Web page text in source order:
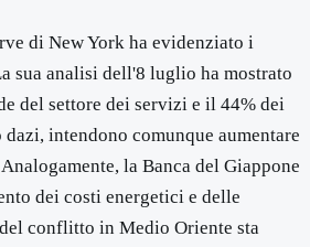
di New York ha evidenziato i
sua analisi dell'8 luglio ha mostrato
del settore dei servizi e il 44% dei
intendono comunque aumentare
la Banca del Giappone
dei costi energetici e delle
conflitto in Medio Oriente sta